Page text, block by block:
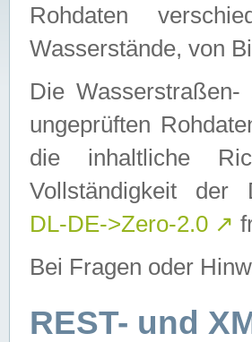
Rohdaten
Wasserstände, von
Die
ungeprüften
die inhaltliche
Vollständigkeit
DL-DE->Zero-2.0 ↗
Bei Fragen oder
REST- und